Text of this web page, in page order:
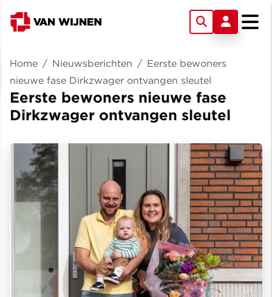
Home / Nieuwsberichten / Eerste bewoners
nieuwe fase Dirkzwager ontvangen sleutel
Eerste bewoners nieuwe fase
Dirkzwager ontvangen sleutel